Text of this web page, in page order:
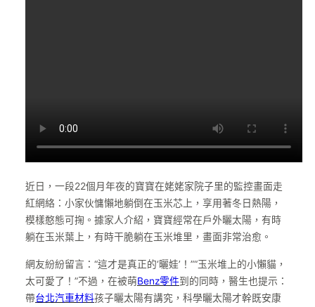
近日，一段22個月年夜的寶寶在姥姥家院子里的監控畫面走
紅網絡：小家伙慵懶地躺倒在玉米芯上，享用著冬日熱陽，
模樣憨態可掬。據家人介紹，寶寶經常在戶外曬太陽，有時
躺在玉米葉上，有時干脆躺在玉米堆里，畫面非常治愈。
網友紛紛留言：“這才是真正的‘曬娃’！”“玉米堆上的小懶貓，
太可愛了！”不過，在被萌Benz零件到的同時，醫生也提示：
帶台北汽車材料孩子曬太陽有講究，科學曬太陽才幹既安康